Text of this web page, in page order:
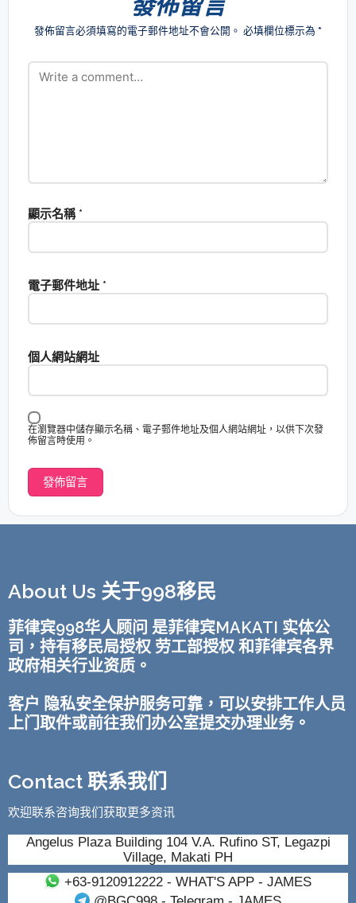
發佈留言
發佈留言必須填寫的電子郵件地址不會公開。 必填欄位標示為 *
顯示名稱 *
電子郵件地址 *
個人網站網址
在瀏覽器中儲存顯示名稱、電子郵件地址及個人網站網址，以供下次發
佈留言時使用。
About Us 关于998移民
菲律宾998华人顾问 是菲律宾MAKATI 实体公
司，持有移民局授权 劳工部授权 和菲律宾各界
政府相关行业资质。
客户 隐私安全保护服务可靠，可以安排工作人员
上门取件或前往我们办公室提交办理业务。
Contact 联系我们
欢迎联系咨询我们获取更多资讯
Angelus Plaza Building 104 V.A. Rufino ST, Legazpi
Village, Makati PH
+63-9120912222- WHAT'S APP - JAMES